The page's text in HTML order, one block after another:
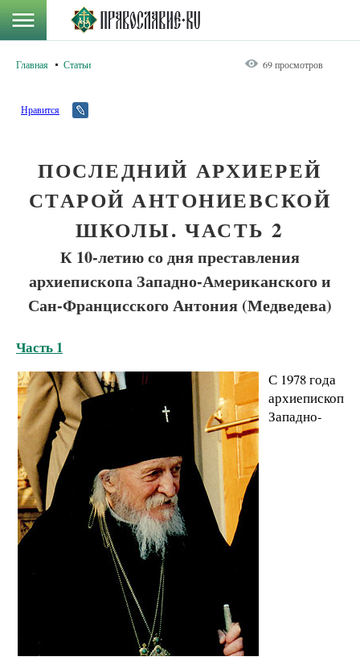
Главная Статьи 69 просмотров
Нравится
ПОСЛЕДНИЙ АРХИЕРЕЙ
СТАРОЙ АНТОНИЕВСКОЙ
ШКОЛЫ. ЧАСТЬ 2
К 10-летию со дня преставления
архиепископа Западно-Американского и
Сан-Францисского Антония (Медведева)
Часть 1
С 1978 года
архиепископ
Западно-